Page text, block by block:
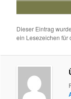
Dieser Eintrag
ein Lesezeichen für